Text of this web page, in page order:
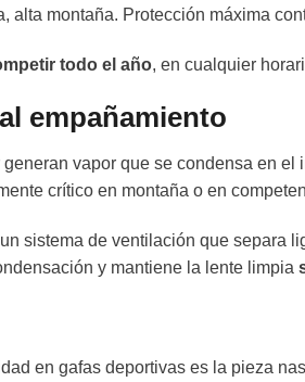
alta montaña. Protección máxima
todo el año, en cualquier
empañamiento
vapor que se condensa en
crítico en montaña o en
sistema de ventilación que separa
y mantiene la lente limpia
en gafas deportivas es la pieza